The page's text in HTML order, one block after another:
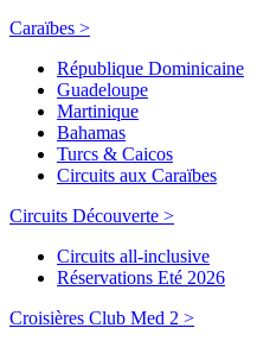
Caraïbes >
République Dominicaine
Guadeloupe
Martinique
Bahamas
Turcs & Caicos
Circuits aux Caraïbes
Circuits Découverte >
Circuits all-inclusive
Réservations Eté 2026
Croisières Club Med 2 >